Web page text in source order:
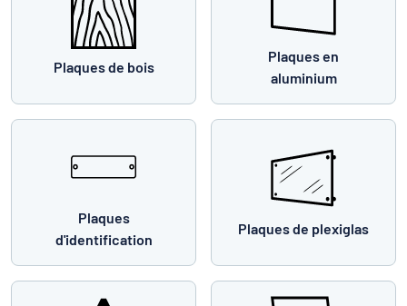
Plaques de bois
Plaques en
aluminium
Plaques
d'identification
Plaques de plexiglas